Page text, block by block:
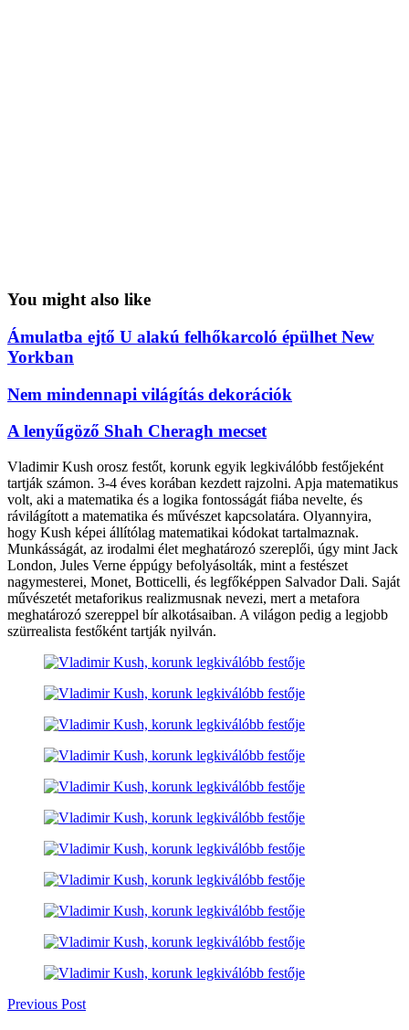
You might also like
Ámulatba ejtő U alakú felhőkarcoló épülhet New
Yorkban
Nem mindennapi világítás dekorációk
A lenyűgöző Shah Cheragh mecset
Vladimir Kush orosz festőt, korunk egyik legkiválóbb festőjeként
tartják számon. 3-4 éves korában kezdett rajzolni. Apja matematikus
volt, aki a matematika és a logika fontosságát fiába nevelte, és
rávilágított a matematika és művészet kapcsolatára. Olyannyira,
hogy Kush képei állítólag matematikai kódokat tartalmaznak.
Munkásságát, az irodalmi élet meghatározó szereplői, úgy mint Jack
London, Jules Verne éppúgy befolyásolták, mint a festészet
nagymesterei, Monet, Botticelli, és legfőképpen Salvador Dali. Saját
művészetét metaforikus realizmusnak nevezi, mert a metafora
meghatározó szereppel bír alkotásaiban. A világon pedig a legjobb
szürrealista festőként tartják nyilván.
Previous Post